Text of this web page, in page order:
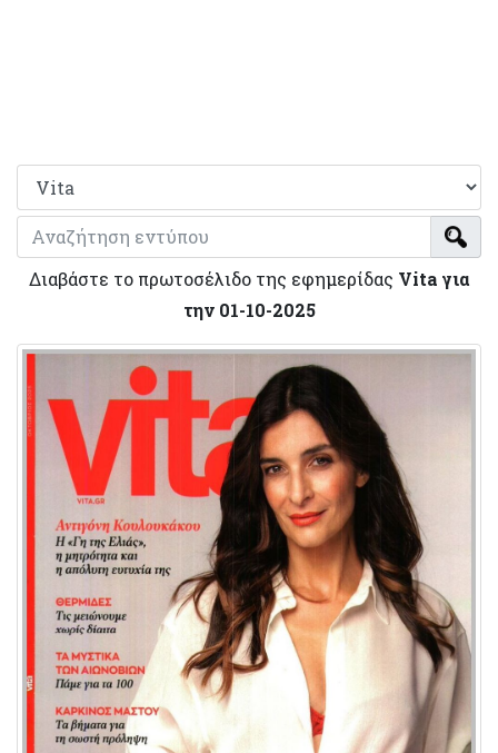
Διαβάστε το πρωτοσέλιδο της εφημερίδας Vita για
την 01-10-2025